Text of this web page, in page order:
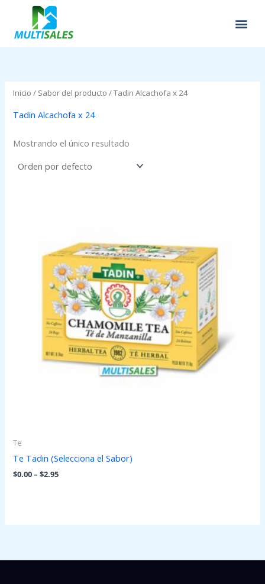
contenido
Inicio / Sabor del producto / Tadin Alcachofa x 24
Tadin Alcachofa x 24
Mostrando el único resultado
Te
Te Tadin (Selecciona el Sabor)
$0.00– $2.95